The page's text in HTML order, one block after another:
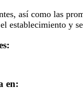
así como las
establecimiento y
en: